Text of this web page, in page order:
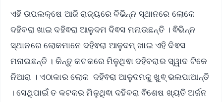
ଏହି ଉପଲକ୍ଷେ ଆଜି ରାଜ୍ୟରେ ବିଭିନ୍ନ ସ୍ଥାନରେ ଲୋକେ
ଦହିବରା ଖାଇ ଦହିଵରା ଆଳୁଦମ ଦିଵସ ମନାଉଛନ୍ତି । ଵିଭିନ୍ନ
ସ୍ଥାନରେ ଲୋକମାନେ ଦହିଵରା ଆଳୁଦମ୍ ଖାଇ ଏହି ଦିଵସ
ମନାଇଛନ୍ତି । କିନ୍ତୁ କଟକରେ ମିଳୁଥିଵା ଦହିବରାର ସ୍ୱାଦ ଟିକେ
ନିଆରା । ଏଠାକାର ଲୋକ ଦହିଵରା ଆଳୁଦମକୁ ଖୁଵ୍ ଭଲପାଆନ୍ତି
। ସେଥିପାଇଁ ତ କଟକର ମିଳୁଥିଵା ଦହିବରା ଵିଶେଷ ଖ୍ୟତି ଅର୍ଜନ